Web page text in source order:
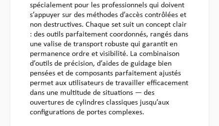
spécialement pour les professionnels qui doivent
s’appuyer sur des méthodes d’accès contrôlées et
non destructives. Chaque set suit un concept clair
: des outils parfaitement coordonnés, rangés dans
une valise de transport robuste qui garantit en
permanence ordre et visibilité. La combinaison
d’outils de précision, d’aides de guidage bien
pensées et de composants parfaitement ajustés
permet aux utilisateurs de travailler efficacement
dans une multitude de situations — des
ouvertures de cylindres classiques jusqu’aux
configurations de portes complexes.